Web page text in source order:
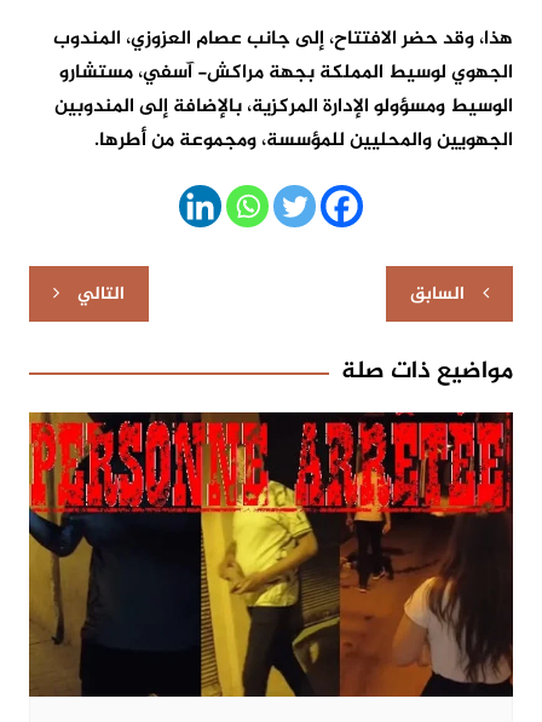
هذا، وقد حضر الافتتاح، إلى جانب عصام العزوزي، المندوب
الجهوي لوسيط المملكة بجهة مراكش- آسفي، مستشارو
الوسيط ومسؤولو الإدارة المركزية، بالإضافة إلى المندوبين
الجهويين والمحليين للمؤسسة، ومجموعة من أطرها.
تصفّح
المقالات
السابق التالي
مواضيع ذات صلة